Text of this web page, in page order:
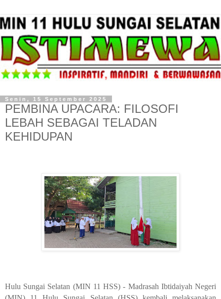
Senin, 15 September 2025
PEMBINA UPACARA: FILOSOFI
LEBAH SEBAGAI TELADAN
KEHIDUPAN
Hulu Sungai Selatan (MIN 11 HSS) - Madrasah Ibtidaiyah Negeri